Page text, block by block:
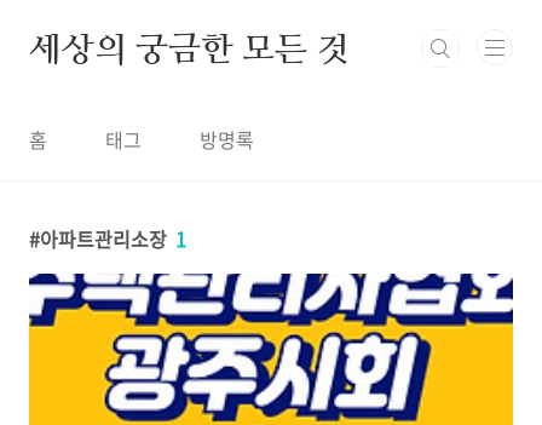
세상의 궁금한 모든 것
홈 태그 방명록
아파트관리소장 1